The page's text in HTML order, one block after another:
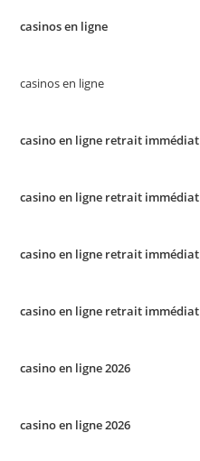
casinos en ligne
casinos en ligne
casino en ligne retrait immédiat
casino en ligne retrait immédiat
casino en ligne retrait immédiat
casino en ligne retrait immédiat
casino en ligne 2026
casino en ligne 2026